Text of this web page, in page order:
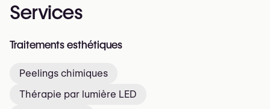
Services
Traitements esthétiques
Peelings chimiques
Thérapie par lumière LED